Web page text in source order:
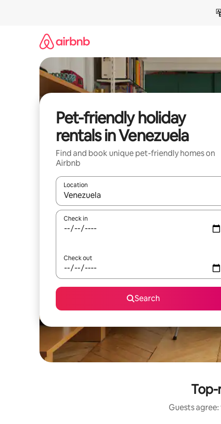
Pet-friendly holiday
rentals in Venezuela
Find and book unique pet-friendly homes on
Airbnb
Location
When results are available, navigate with the up
Check in
Check out
Search
Guests